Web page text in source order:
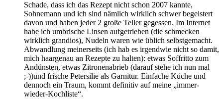
Schade, dass ich das Rezept nicht schon 2007 kannte,
Sohnemann und ich sind nämlich wirklich schwer begeistert
davon und haben jeder 2 große Teller gegessen. Im Internet
habe ich umbrische Linsen aufgetrieben (die schmecken
wirklich grandios), Nudeln waren wie üblich selbstgemacht.
Abwandlung meinerseits (ich hab es irgendwie nicht so damit,
mich haargenau an Rezepte zu halten): etwas Soffritto zum
Andünsten, etwas Zitronenabrieb (darauf stehe ich nun mal
;-))und frische Petersilie als Garnitur. Einfache Küche und
dennoch ein Traum, kommt definitiv auf meine „immer-
wieder-Kochliste“.